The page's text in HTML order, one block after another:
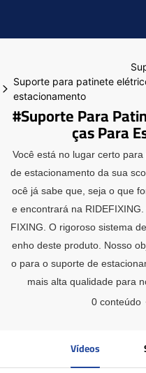
Suporte para patinete
estacionamento
#Suporte Para
Ças Para
Você está no lugar certo
de estacionamento da sua
ocê já sabe que, seja o que
e encontrará na
FIXING. O rigoroso sistema
enho deste produto. Nosso
o para o suporte de
mais alta qualidade para
0 conteúdo
Vídeos